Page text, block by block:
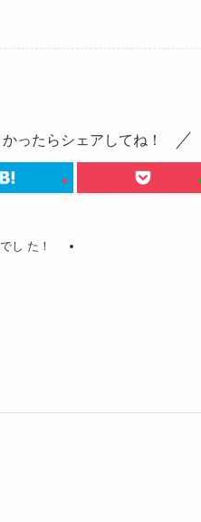
かったらシェアしてね！
し た！